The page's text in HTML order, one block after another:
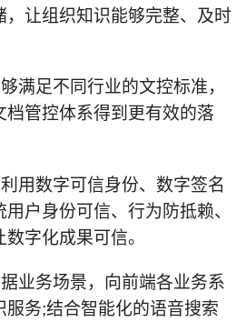
，让组织知识能够完整、及时
满足不同行业的文控标准，
档管控体系得到更有效的落
利用数字可信身份、数字签名
户身份可信、行为防抵赖、
字化成果可信。
业务场景，向前端各业务系
务;结合智能化的语音搜索